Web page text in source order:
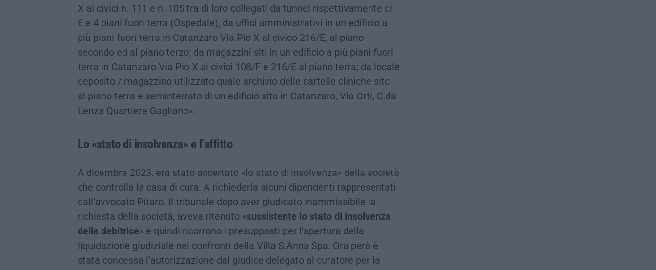
X ai civici n. 111 e n. 105 tra di loro collegati da tunnel rispettivamente di
6 e 4 piani fuori terra (Ospedale), da uffici amministrativi in un edificio a
più piani fuori terra in Catanzaro Via Pio X al civico 216/E, al piano
secondo ed al piano terzo; da magazzini siti in un edificio a più piani fuori
terra in Catanzaro Via Pio X ai civici 108/F e 216/E al piano terra; da locale
deposito / magazzino utilizzato quale archivio delle cartelle cliniche sito
al piano terra e seminterrato di un edificio sito in Catanzaro, Via Orti, C.da
Lenza Quartiere Gagliano».
Lo «stato di insolvenza» e l’affitto
A dicembre 2023, era stato accertato «lo stato di insolvenza» della società
che controlla la casa di cura. A richiederla alcuni dipendenti rappresentati
dall’avvocato Pitaro. Il tribunale dopo aver giudicato inammissibile la
richiesta della società, aveva ritenuto «sussistente lo stato di insolvenza
della debitrice» e quindi ricorrono i presupposti per l’apertura della
liquidazione giudiziale nei confronti della Villa S.Anna Spa. Ora però è
stata concessa l’autorizzazione dal giudice delegato al curatore per la